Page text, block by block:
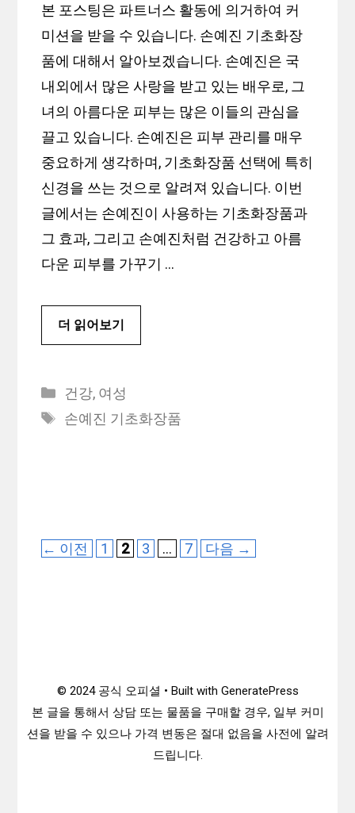
본 포스팅은 파트너스 활동에 의거하여 커
미션을 받을 수 있습니다. 손예진 기초화장
품에 대해서 알아보겠습니다. 손예진은 국
내외에서 많은 사랑을 받고 있는 배우로, 그
녀의 아름다운 피부는 많은 이들의 관심을
끌고 있습니다. 손예진은 피부 관리를 매우
중요하게 생각하며, 기초화장품 선택에 특히
신경을 쓰는 것으로 알려져 있습니다. 이번
글에서는 손예진이 사용하는 기초화장품과
그 효과, 그리고 손예진처럼 건강하고 아름
다운 피부를 가꾸기 …
더 읽어보기
카
테
건강, 여성
태
손예진 기초화장품
← 이전
페
1
페
2
페
3 …
페
7 다음 →
© 2024 공식 오피셜 • Built with GeneratePress
본 글을 통해서 상담 또는 물품을 구매할 경우, 일부 커미
션을 받을 수 있으나 가격 변동은 절대 없음을 사전에 알려
드립니다.